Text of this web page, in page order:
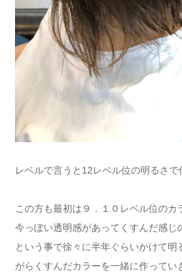
レベルで言うと12レベル位の明るさで
この方も最初は９．１０レベル位のカ
今っぽい透明感があってくすんだ感じ
という事で徐々に半年ぐらいかけて明
がらくすんだカラーを一緒に作ってい